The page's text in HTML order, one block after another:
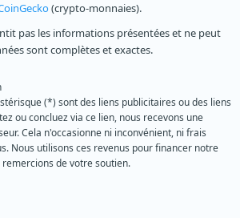
(crypto-monnaies).
pas les informations présentées et ne peut
sont complètes et exactes.
(*) sont des liens publicitaires ou des liens
ou concluez via ce lien, nous recevons une
Cela n'occasionne ni inconvénient, ni frais
Nous utilisons ces revenus pour financer notre
de votre soutien.